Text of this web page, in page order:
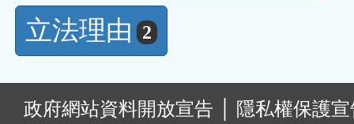
立法理由 2
政府網站資料開放宣告
隱私權保護